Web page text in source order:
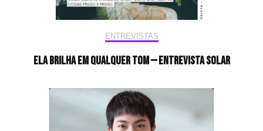
ENTREVISTAS
Ela brilha em qualquer tom — Entrevista Solar